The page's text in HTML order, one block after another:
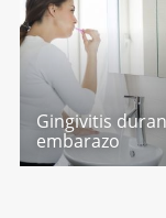
Gingivitis
embarazo